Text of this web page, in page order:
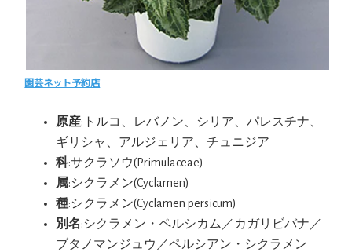
園芸ネット予約店
原産:トルコ、レバノン、シリア、パレスチナ、
ギリシャ、アルジェリア、チュニジア
科:サクラソウ(Primulaceae)
属:シクラメン(Cyclamen)
種:シクラメン(Cyclamen persicum)
別名:シクラメン・ペルシカム／カガリビバナ／
ブタノマンジュウ／ペルシアン・シクラメン